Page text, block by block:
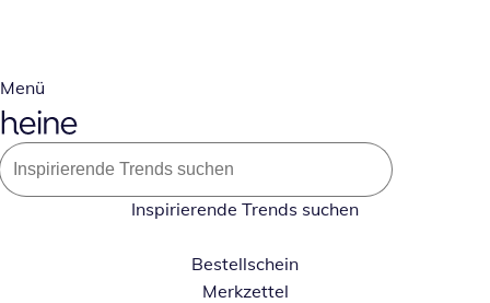
Menü
Inspirierende Trends suchen
Bestellschein
Merkzettel